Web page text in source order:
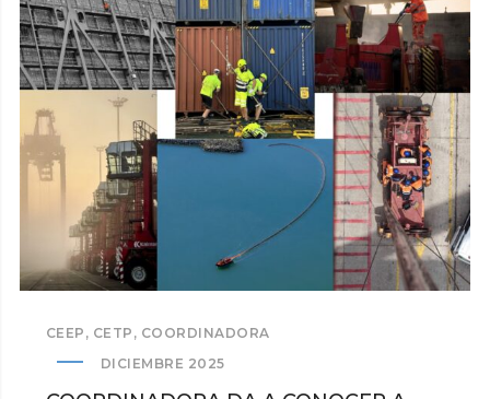
CEEP , CETP , COORDINADORA
DICIEMBRE 2025